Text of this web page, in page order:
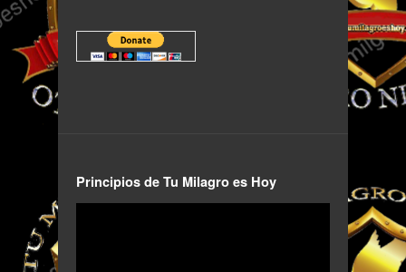
Principios de Tu Milagro es Hoy